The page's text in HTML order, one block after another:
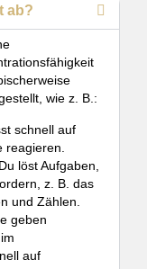
ab?
wie z. B.:
schnell auf
reagieren.
Du löst Aufgaben,
z. B. das
und Zählen.
geben
auf